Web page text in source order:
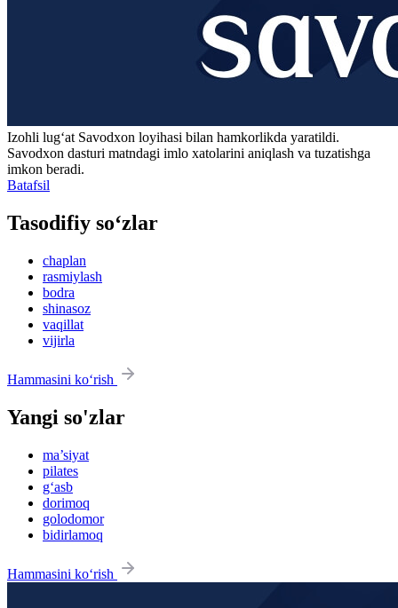
Izohli lugʻat Savodxon loyihasi bilan hamkorlikda yaratildi.
Savodxon dasturi matndagi imlo xatolarini aniqlash va tuzatishga
imkon beradi.
Batafsil
Tasodifiy so‘zlar
chaplan
rasmiylash
bodra
shinasoz
vaqillat
vijirla
Hammasini ko‘rish
Yangi so'zlar
ma’siyat
pilates
g‘asb
dorimoq
golodomor
bidirlamoq
Hammasini ko‘rish